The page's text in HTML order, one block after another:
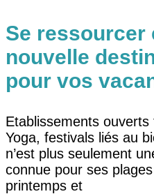
Se ressourcer
nouvelle
pour vos
Etablissements ouverts
Yoga, festivals liés au
n’est plus seulement
connue pour ses
printemps et